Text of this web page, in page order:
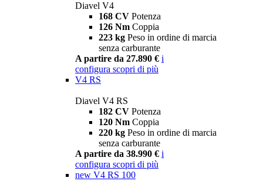
Diavel V4
168 CV Potenza
126 Nm Coppia
223 kg Peso in ordine di marcia
senza carburante
A partire da 27.890 € i
configura scopri di più
V4 RS
Diavel V4 RS
182 CV Potenza
120 Nm Coppia
220 kg Peso in ordine di marcia
senza carburante
A partire da 38.990 € i
configura scopri di più
new V4 RS 100